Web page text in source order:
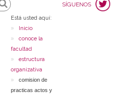
SÍGUENOS
Está usted aquí:
Inicio
conoce la
facultad
estructura
organizativa
comision de
practicas actos y